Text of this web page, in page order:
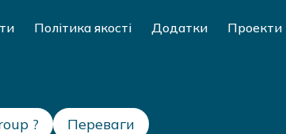
Політика якості Додатки Проекти
? Переваги